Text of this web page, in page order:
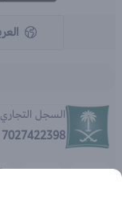
السجل التجاري
7027422398